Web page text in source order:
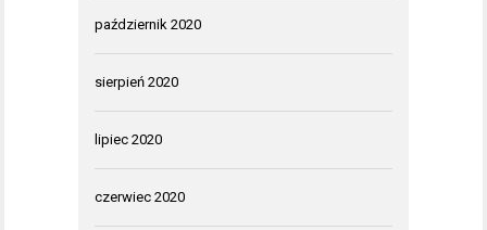
październik 2020
sierpień 2020
lipiec 2020
czerwiec 2020